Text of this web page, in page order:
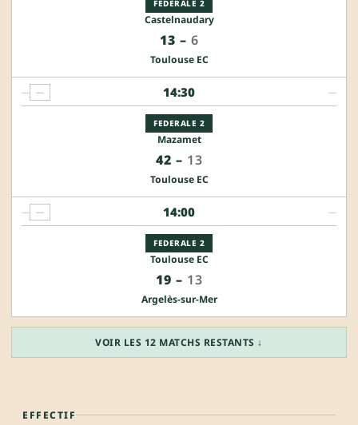
FEDERALE 2
Castelnaudary
13 – 6
Toulouse EC
14:30
FEDERALE 2
Mazamet
42 – 13
Toulouse EC
— — —
14:00
FEDERALE 2
Toulouse EC
19 – 13
Argelès-sur-Mer
— — —
VOIR LES 12 MATCHS RESTANTS ↓
EFFECTIF